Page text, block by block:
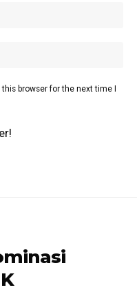
browser for the next time I